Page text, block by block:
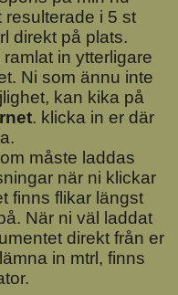
resulterade i 5 st
direkt på plats.
in ytterligare
Ni som ännu inte
kan kika på
. klicka in er där
måste laddas
när ni klickar
finns flikar längst
När ni väl laddat
direkt från er
in mtrl, finns